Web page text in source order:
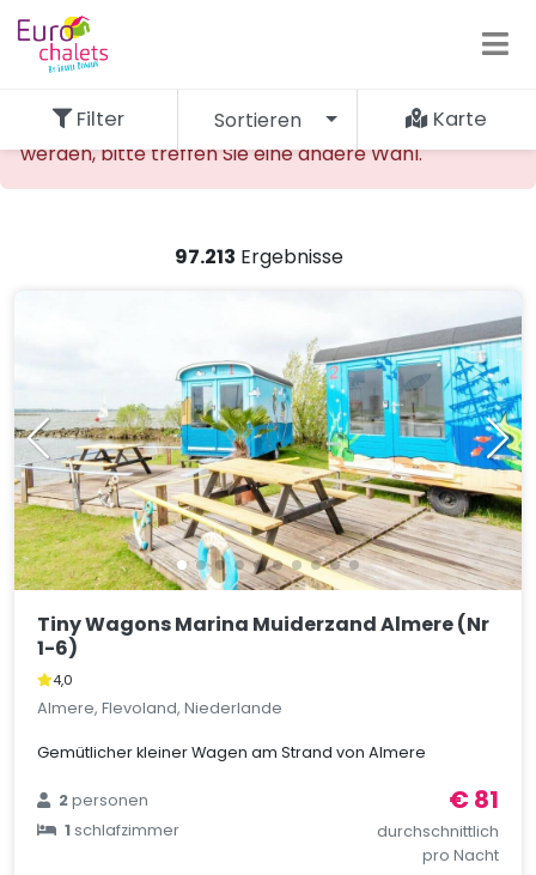
Die gewünschte Unterkunft kann nicht gefunden
werden, bitte treffen Sie eine andere Wahl.
97.213 Ergebnisse
Filter Sortieren Karte
Tiny Wagons Marina Muiderzand Almere (Nr
1-6)
4,0
Almere, Flevoland, Niederlande
Gemütlicher kleiner Wagen am Strand von Almere
2personen
1schlafzimmer
€ 81
durchschnittlich
pro Nacht